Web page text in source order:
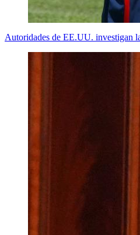
Autoridades de EE.UU. investigan